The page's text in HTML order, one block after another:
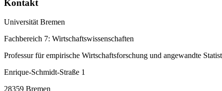
Kontakt
Universität Bremen
Fachbereich 7: Wirtschaftswissenschaften
Professur für empirische Wirtschaftsforschung und angewandte
Enrique-Schmidt-Straße 1
28359 Bremen